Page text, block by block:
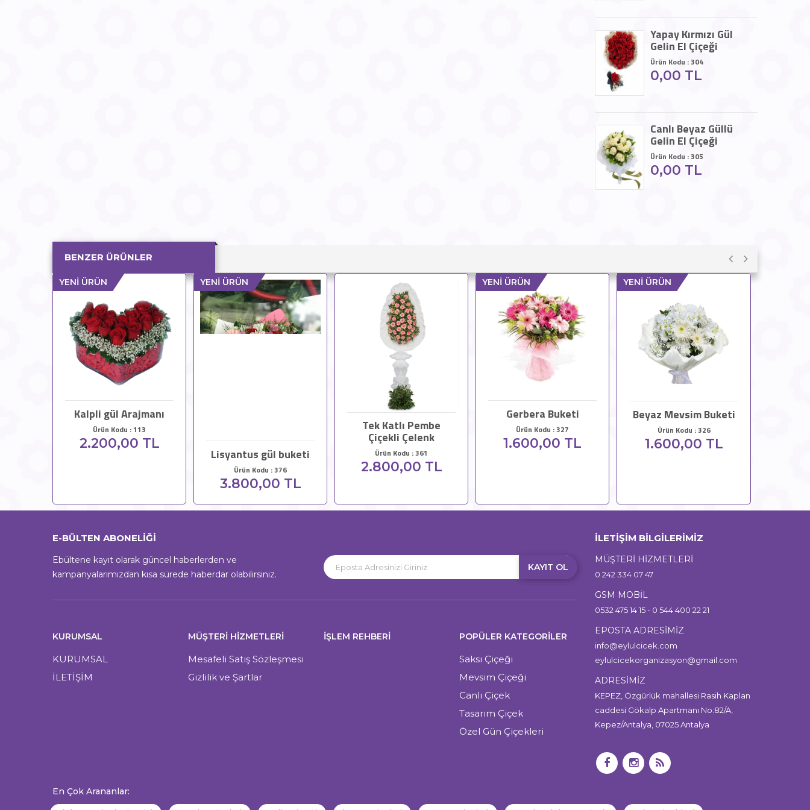
Yapay Kırmızı Gül
Gelin El Çiçeği
Ürün Kodu : 304
0,00 TL
Canlı Beyaz Güllü
Gelin El Çiçeği
Ürün Kodu : 305
0,00 TL
BENZER ÜRÜNLER
YENİ ÜRÜN
Kalpli gül Arajmanı
Ürün Kodu : 113
2.200,00 TL
YENİ ÜRÜN
Lisyantus gül buketi
Ürün Kodu : 376
3.800,00 TL
Tek Katlı Pembe
Çiçekli Çelenk
Ürün Kodu : 361
2.800,00 TL
YENİ ÜRÜN
Gerbera Buketi
Ürün Kodu : 327
1.600,00 TL
YENİ ÜRÜN
Beyaz Mevsim Buketi
Ürün Kodu : 326
1.600,00 TL
E-BÜLTEN ABONELİĞİ
Ebültene kayıt olarak güncel haberlerden ve
kampanyalarımızdan kısa sürede haberdar olabilirsiniz.
KAYIT OL
KURUMSAL
KURUMSAL
İLETİŞİM
MÜŞTERI HIZMETLERI
Mesafeli Satış Sözleşmesi
Gizlilik ve Şartlar
İŞLEM REHBERİ POPÜLER KATEGORİLER
Saksı Çiçeği
Mevsim Çiçeği
Canlı Çiçek
Tasarım Çiçek
Özel Gün Çiçekleri
İLETİŞİM BİLGİLERİMİZ
MÜŞTERİ HİZMETLERİ
0 242 334 07 47
GSM MOBİL
0532 475 14 15 - 0 544 400 22 21
EPOSTA ADRESİMİZ
info@eylulcicek.com
eylulcicekorganizasyon@gmail.com
ADRESİMİZ
KEPEZ, Özgürlük mahallesi Rasih Kaplan
caddesi Gökalp Apartmanı No:82/A,
Kepez/Antalya, 07025 Antalya
En Çok Arananlar: